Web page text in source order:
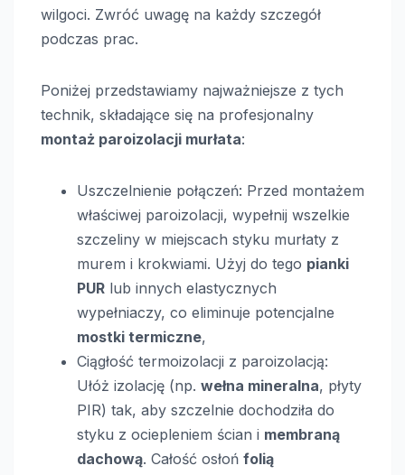
wilgoci. Zwróć uwagę na każdy szczegół
podczas prac.
Poniżej przedstawiamy najważniejsze z tych
technik, składające się na profesjonalny
montaż paroizolacji murłata:
Uszczelnienie połączeń: Przed montażem
właściwej paroizolacji, wypełnij wszelkie
szczeliny w miejscach styku murłaty z
murem i krokwiami. Użyj do tego pianki
PUR lub innych elastycznych
wypełniaczy, co eliminuje potencjalne
mostki termiczne,
Ciągłość termoizolacji z paroizolacją:
Ułóż izolację (np. wełna mineralna, płyty
PIR) tak, aby szczelnie dochodziła do
styku z ociepleniem ścian i membraną
dachową. Całość osłoń folią